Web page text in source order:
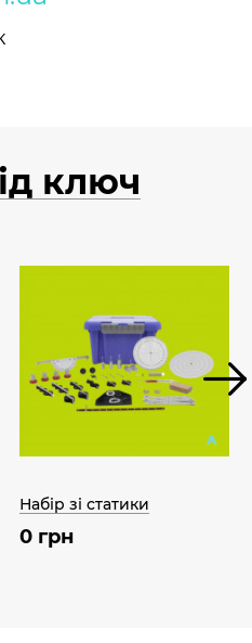
ключ
Набір зі статики
0 грн